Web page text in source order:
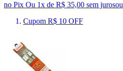
no Pix Ou 1x de R$ 35,00 sem jurosou
Cupom R$ 10 OFF